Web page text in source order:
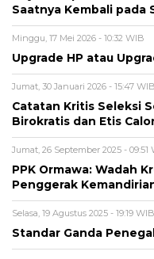
Saatnya Kembali pada
Minggu, 17 Mei 2026 - 10:32 WIB
Upgrade HP atau
Jumat, 30 Januari 2026 - 15:47 WIB
Catatan Kritis Seleksi
Birokratis dan Etis
Jumat, 26 September 2025 - 09:51
PPK Ormawa: Wadah
Penggerak
Selasa, 19 Agustus 2025 - 19:19 WIB
Standar Ganda